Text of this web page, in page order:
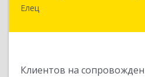
Елец
Клиентов на
399771, Липецкая обл,